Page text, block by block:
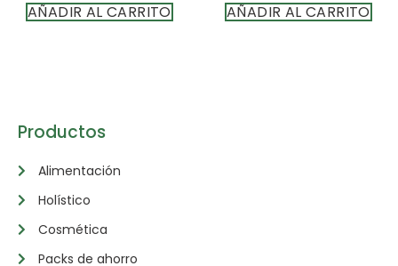
AÑADIR AL CARRITO AÑADIR AL CARRITO
Productos
Alimentación
Holístico
Cosmética
Packs de ahorro